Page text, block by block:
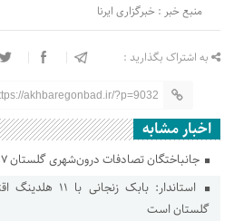
منبع خبر : خبرگزاری ایرنا
به اشتراک بگذارید :
akhbaregonbad.ir/?p=9032
اخبار مشابه
جانباختگان تصادفات درون‌شهری گلستان ۱۷ درصد کاهش یافت
استاندار: بابک
گلستان است